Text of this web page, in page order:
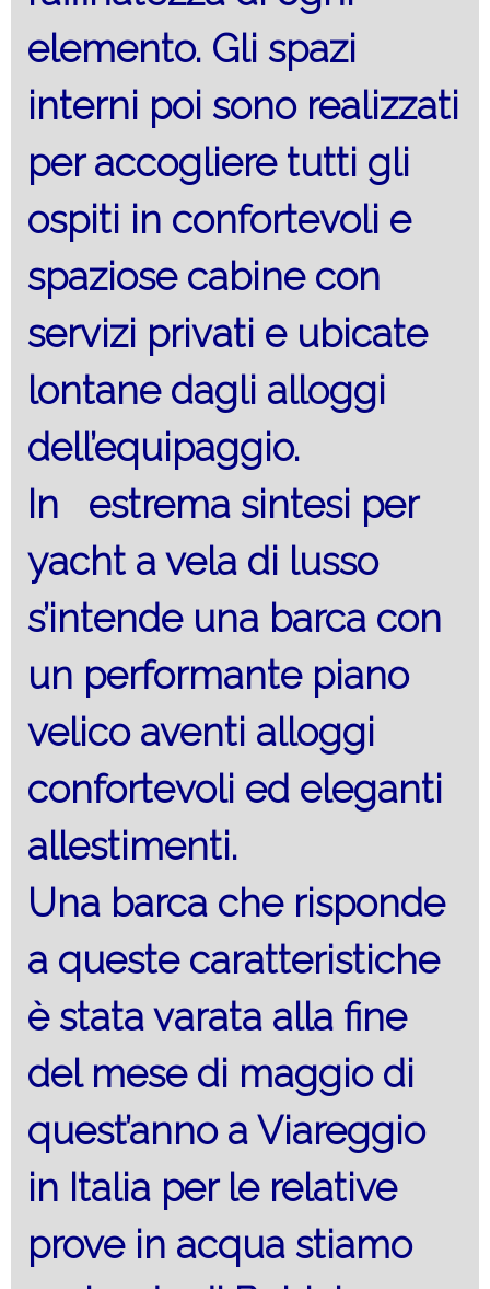
elemento. Gli spazi
interni poi sono realizzati
per accogliere tutti gli
ospiti in confortevoli e
spaziose cabine con
servizi privati e ubicate
lontane dagli alloggi
dell’equipaggio.
In estrema sintesi per
yacht a vela di lusso
s’intende una barca con
un performante piano
velico aventi alloggi
confortevoli ed eleganti
allestimenti.
Una barca che risponde
a queste caratteristiche
è stata varata alla fine
del mese di maggio di
quest’anno a Viareggio
in Italia per le relative
prove in acqua stiamo